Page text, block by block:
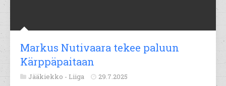
Markus Nutivaara tekee paluun
Kärppäpaitaan
Jääkiekko - Liiga 29.7.2025